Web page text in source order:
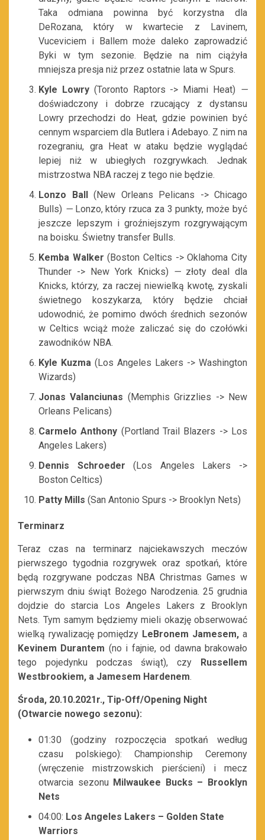
Taka odmiana powinna być korzystna dla
DeRozana, który w kwartecie z Lavinem,
Vuceviciem i Ballem może daleko zaprowadzić
Byki w tym sezonie. Będzie na nim ciążyła
mniejsza presja niż przez ostatnie lata w Spurs.
Kyle Lowry(Toronto Raptors -> Miami Heat) —
doświadczony i dobrze rzucający z dystansu
Lowry przechodzi do Heat, gdzie powinien być
cennym wsparciem dla Butlera i Adebayo. Z nim na
rozegraniu, gra Heat w ataku będzie wyglądać
lepiej niż w ubiegłych rozgrywkach. Jednak
mistrzostwa NBA raczej z tego nie będzie.
Lonzo Ball(New Orleans Pelicans -> Chicago
Bulls) — Lonzo, który rzuca za 3 punkty, może być
jeszcze lepszym i groźniejszym rozgrywającym
na boisku. Świetny transfer Bulls.
Kemba Walker (Boston Celtics -> Oklahoma City
Thunder -> New York Knicks) — złoty deal dla
Knicks, którzy, za raczej niewielką kwotę, zyskali
świetnego koszykarza, który będzie chciał
udowodnić, że pomimo dwóch średnich sezonów
w Celtics wciąż może zaliczać się do czołówki
zawodników NBA.
Kyle Kuzma (Los Angeles Lakers -> Washington
Wizards)
Jonas Valanciunas (Memphis Grizzlies -> New
Orleans Pelicans)
Carmelo Anthony (Portland Trail Blazers -> Los
Angeles Lakers)
Dennis Schroeder (Los Angeles Lakers ->
Boston Celtics)
Patty Mills (San Antonio Spurs -> Brooklyn Nets)
Terminarz
Teraz czas na terminarz najciekawszych meczów
pierwszego tygodnia rozgrywek oraz spotkań, które
będą rozgrywane podczas NBA Christmas Games w
pierwszym dniu świąt Bożego Narodzenia. 25 grudnia
dojdzie do starcia Los Angeles Lakers z Brooklyn
Nets. Tym samym będziemy mieli okazję obserwować
wielką rywalizację pomiędzy LeBronem Jamesem, a
Kevinem Durantem (no i fajnie, od dawna brakowało
tego pojedynku podczas świąt), czy Russellem
Westbrookiem, a Jamesem Hardenem.
Środa, 20.10.2021r., Tip-Off/Opening Night
(Otwarcie nowego sezonu):
01:30 (godziny rozpoczęcia spotkań według
czasu polskiego): Championship Ceremony
(wręczenie mistrzowskich pierścieni) i mecz
otwarcia sezonu Milwaukee Bucks – Brooklyn
Nets
04:00: Los Angeles Lakers – Golden State
Warriors